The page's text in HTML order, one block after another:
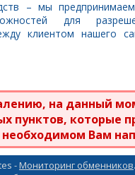
– мы
для
клиентом нашего
на данный
пунктов, которые
Вам
-Мониторинг обменников